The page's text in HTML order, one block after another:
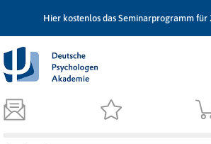
Hier kostenlos das Seminarprogramm für